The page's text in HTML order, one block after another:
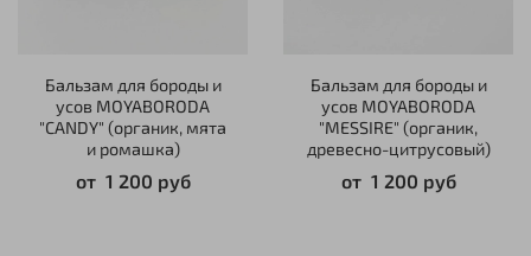
Бальзам для бороды и
усов MOYABORODA
"CANDY" (органик, мята
и ромашка)
от 1 200 руб
Бальзам для бороды и
усов MOYABORODA
"MESSIRE" (органик,
древесно-цитрусовый)
от 1 200 руб